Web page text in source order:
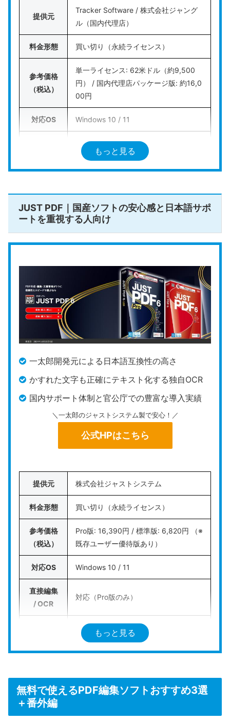
織や、低スペックのPC端末でもストレスなく大量の
書類をさばきたい現場に動作が極めて軽い代替ソフ
として活躍します。
公式HPはこちら
提供元
Tracker Software / 株式会社ジャング
ル（国内代理店）
料金形態 買い切り（永続ライセンス）
参考価格
（税込）
単一ライセンス: 62米ドル（約9,500
円） / 国内代理店パッケージ版: 約16,0
00円
対応OS Windows 10 / 11
対応（ABBYY社製高精度OCRエンジン
搭載）
/ 墨消し
AI機能
対応（※OpenAI等のAPIキーを設定して
editor/
Tracker Software社が開発するPDF-XChange Edit
orは、プロフェッショナルが必要とする多彩な編集
動作の俊敏性を高い次元で両立させたデス
クトップ専用ソフトです。
画面上のボタンの配置や各種操作のショートカット
を実務内容に合わせて細かくカスタマイズできるた
のPDFを扱うユーザーに向いています。
また、同一の国内企業内であれば利用ユーザー数を
問わずに何台でもインストール可能な「無制限ライ
入時のTCOを平準化するライセンスメニューがある
点も強みです。
大量のPDFを高速処理するパワーユーザーや、
PCのエディタを刷新してAcrobatのサブスクコスト
を削りたい企業に非常に導入効果が高いソフト
す。
もっと見る
JUST PDF｜国産ソフトの安心感と日本語サポ
ートを重視する人向け
一太郎開発元による日本語互換性の高さ
かすれた文字も正確にテキスト化する独自OCR
国内サポート体制と官公庁での豊富な導入実績
＼一太郎のジャストシステム製で安心！／
公式HPはこちら
提供元 株式会社ジャストシステム
料金形態 買い切り（永続ライセンス）
参考価格
（税込）
Pro版: 16,390円 / 標準版: 6,820円 （※
既存ユーザー優待版あり）
対応OS Windows 10 / 11
直接編集
/ OCR
対応（Pro版のみ）
対応（直接編集・墨消しはPro版のみ）
公式HP
https://www.justsystems.com/jp/prod
もっと見る
無料で使えるPDF編集ソフトおすすめ3選
＋番外編